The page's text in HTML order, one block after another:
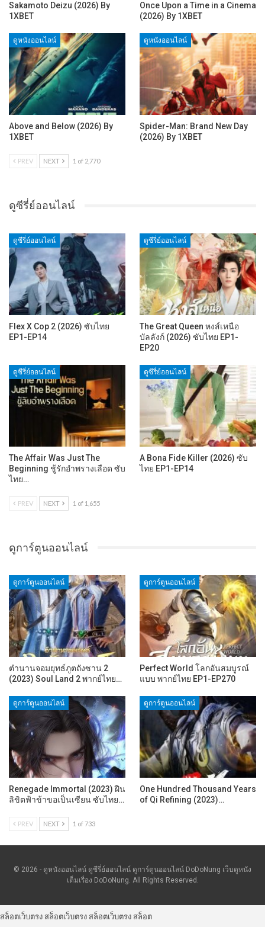
Sakamoto Deizu (2026) By
1XBET
Once Upon a Time in a Cinema
(2026) By 1XBET
ดูหนังออนไลน์
Above and Below (2026) By
1XBET
ดูหนังออนไลน์
Spider-Man: Brand New Day
(2026) By 1XBET
PREV NEXT 1 of 2,770
ดูซีรี่ย์ออนไลน์
ดูซีรี่ย์ออนไลน์
Flex X Cop 2 (2026) ซับไทย
EP1-EP14
ดูซีรี่ย์ออนไลน์
The Great Queen หงส์เหนือ
บัลลังก์ (2026) ซับไทย EP1-
EP20
ดูซีรี่ย์ออนไลน์
The Affair Was Just The
Beginning ชู้รักอำพรางเลือด ซับ
ไทย…
ดูซีรี่ย์ออนไลน์
A Bona Fide Killer (2026) ซับ
ไทย EP1-EP14
PREV NEXT 1 of 1,655
ดูการ์ตูนออนไลน์
ดูการ์ตูนออนไลน์
ตำนานจอมยุทธ์ภูตถังซาน 2
(2023) Soul Land 2 พากย์ไทย…
ดูการ์ตูนออนไลน์
Perfect World โลกอันสมบูรณ์
แบบ พากย์ไทย EP1-EP270
ดูการ์ตูนออนไลน์
Renegade Immortal (2023) ฝืน
ลิขิตฟ้าข้าขอเป็นเซียน ซับไทย…
ดูการ์ตูนออนไลน์
One Hundred Thousand Years
of Qi Refining (2023)…
PREV NEXT 1 of 733
© 2026 - ดูหนังออนไลน์ ดูซีรี่ย์ออนไลน์ ดูการ์ตูนออนไลน์ DoDoNung เว็บดูหนัง
เต็มเรื่อง DoDoNung. All Rights Reserved.
สล็อตเว็บตรง สล็อตเว็บตรง สล็อตเว็บตรง สล็อต